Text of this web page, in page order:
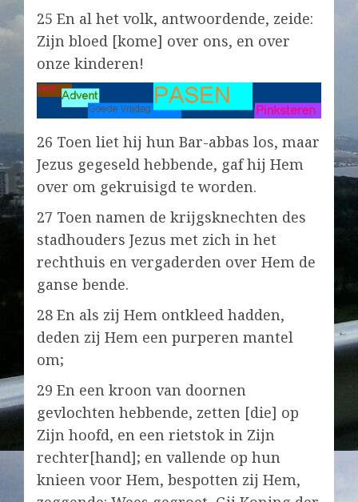
25 En al het volk, antwoordende, zeide:
Zijn bloed [kome] over ons, en over
onze kinderen!
26 Toen liet hij hun Bar-abbas los, maar
Jezus gegeseld hebbende, gaf hij Hem
over om gekruisigd te worden.
27 Toen namen de krijgsknechten des
stadhouders Jezus met zich in het
rechthuis en vergaderden over Hem de
ganse bende.
28 En als zij Hem ontkleed hadden,
deden zij Hem een purperen mantel
om;
29 En een kroon van doornen
gevlochten hebbende, zetten [die] op
Zijn hoofd, en een rietstok in Zijn
rechter[hand]; en vallende op hun
knieen voor Hem, bespotten zij Hem,